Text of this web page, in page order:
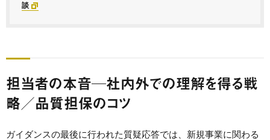
談
担当者の本音─社内外での理解を得る戦
略／品質担保のコツ
ガイダンスの最後に行われた質疑応答では、新規事業に関わる